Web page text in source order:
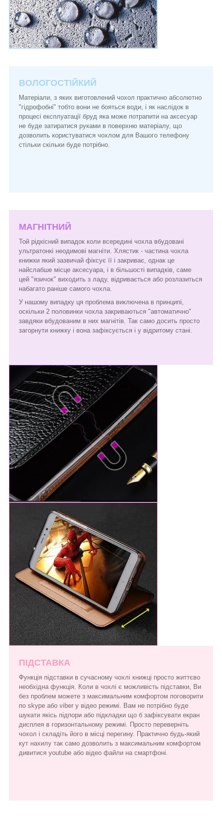
ВОЛОГОСТІЙКИЙ
Матеріали, з яких виготовлений чохол практично абсолютно
"гідрофобні" тобто вони не бояться води, і як наслідок в
процесі експлуатації бруд яка може потрапити на аксесуар
не буде затиратися руками в поверхню матеріалу, що
дозволить користуватися чохлом для Вашого телефону
стільки скільки буде потрібно.
МАГНІТНИЙ
Той рідкісний випадок коли всередині чохла вбудовані
ультратонкі неодимові магніти. Хлястик - частина чохла
книжки який зазвичай фіксує її і закриває, однак це
найслабше місце аксесуара, і в більшості випадків, саме
цей "язичок" виходить з ладу, відривається або розлазиться
набагато раніше самого чохла.
У нашому випадку ця проблема виключена в принципі,
оскільки 2 половинки чохла закриваються "автоматично"
завдяки вбудованим в них магнітів. Так само досить просто
загорнути книжку і вона зафіксується і у відритому стані.
ПІДСТАВКА
Функція підставки в сучасному чохлі книжці просто життєво
необхідна функція. Коли в чохлі є можливість підставки, Ви
без проблем можете з максимальним комфортом поговорити
по skype або viber у відео режимі. Вам не потрібно буде
шукати якісь підпори або підкладки що б зафіксувати екран
дисплея в горизонтальному режимі. Просто переверніть
чохол і складіть його в місці перегину. Практично будь-який
кут нахилу так само дозволить з максимальним комфортом
дивитися youtube або відео файли на смартфоні.